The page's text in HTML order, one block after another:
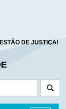
DE JUSTIÇA!